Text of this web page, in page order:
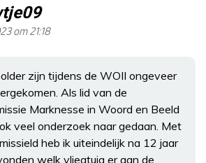
om 21:18
zijn tijdens de WOII ongeveer
Als lid van de
Marknesse in Woord en Beeld
veel onderzoek naar gedaan. Met
heb ik uiteindelijk na 12 jaar
welk vliegtuig er aan de